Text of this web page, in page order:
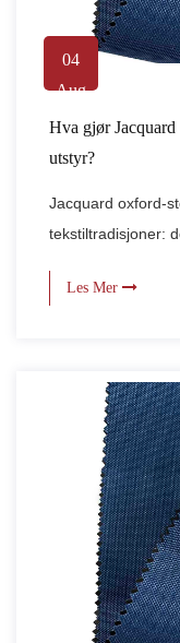
04
Aug
Hva gjør
utstyr?
Jacquard oxford-
tekstiltradisjoner:
Les Mer